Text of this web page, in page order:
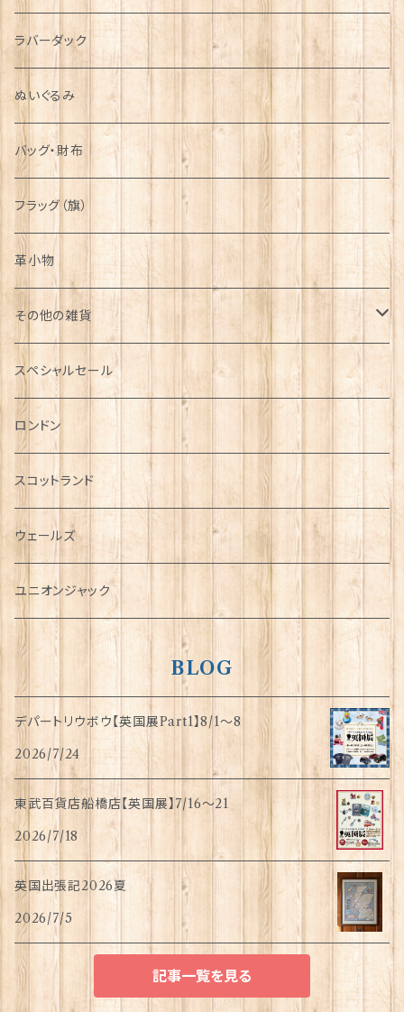
シンボル
ラバーダック
ぬいぐるみ
バッグ・財布
フラッグ（旗）
革小物
その他の雑貨
ミニカー
チャーム
犬グッズ
傘
指貫(シンブル)
スペシャルセール
ロンドン
スコットランド
ウェールズ
ユニオンジャック
BLOG
デパートリウボウ【英国展Part1】8/1〜8
2026/7/24
東武百貨店船橋店【英国展】7/16～21
2026/7/18
英国出張記2026夏
2026/7/5
記事一覧を見る